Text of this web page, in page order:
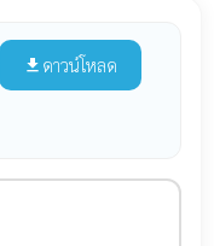
file_download ดาวน์โหลด